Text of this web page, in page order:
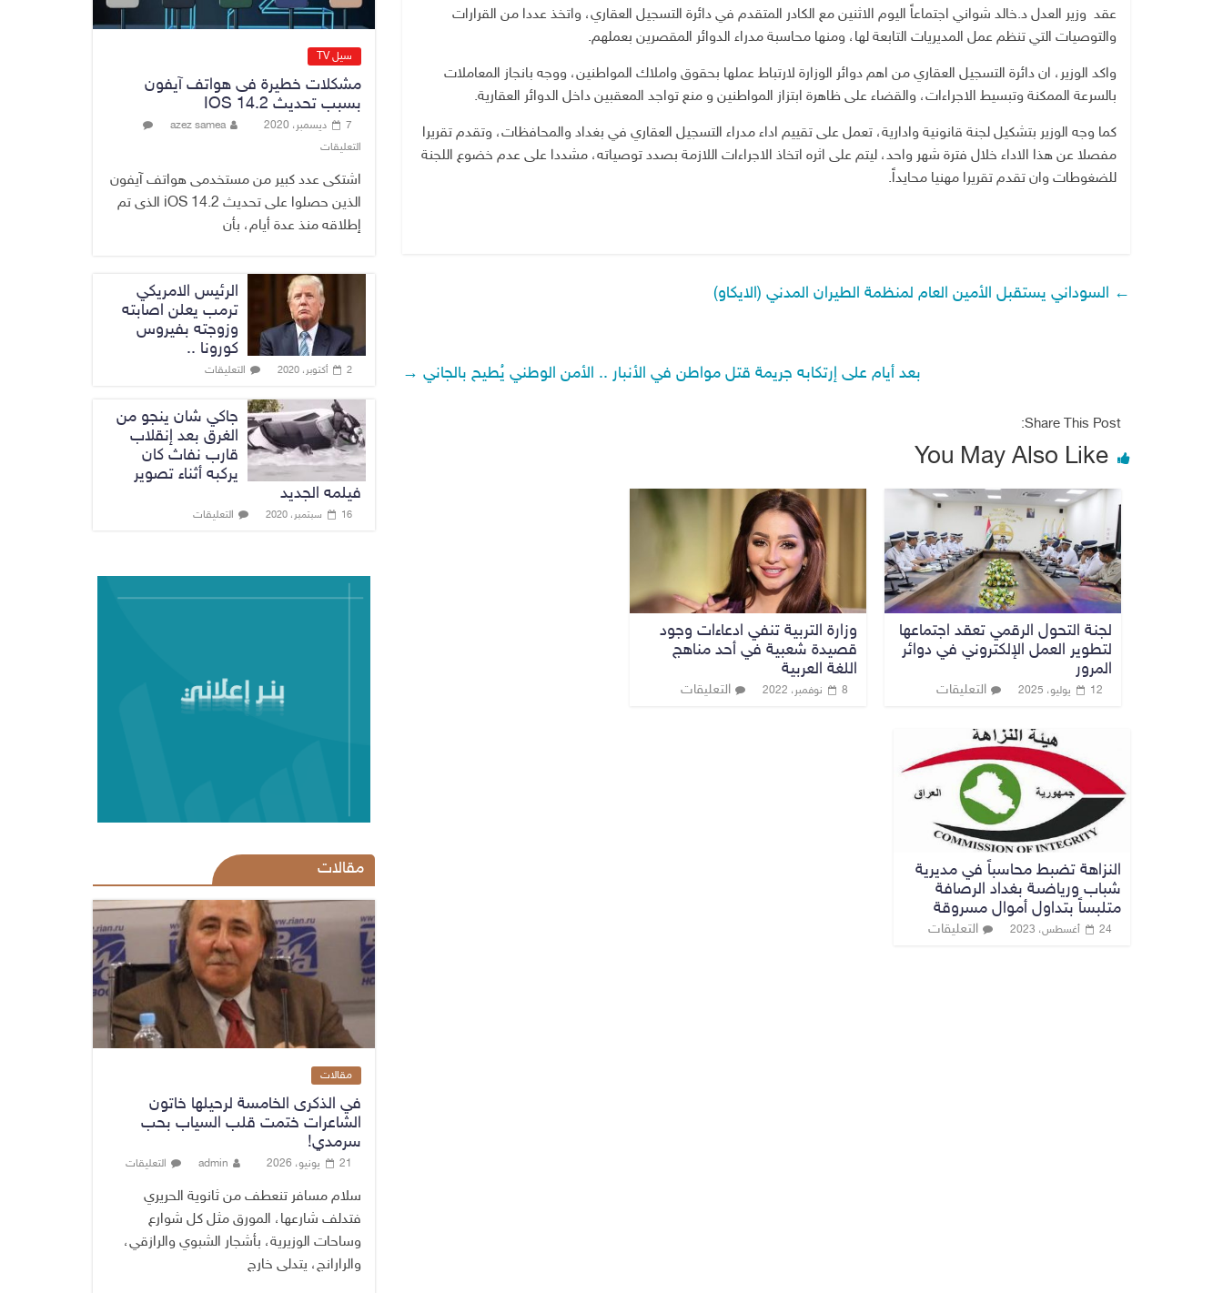
عقد وزير العدل د.خالد شواني اجتماعاً اليوم الاثنين مع الكادر المتقدم في دائرة التسجيل العقاري، واتخذ عددا من القرارات
والتوصيات التي تنظم عمل المديريات التابعة لها، ومنها محاسبة مدراء الدوائر المقصرين بعملهم.
واكد الوزير، ان دائرة التسجيل العقاري من اهم دوائر الوزارة لارتباط عملها بحقوق واملاك المواطنين، ووجه بانجاز المعاملات
بالسرعة الممكنة وتبسيط الاجراءات، والقضاء على ظاهرة ابتزاز المواطنين و منع تواجد المعقبين داخل الدوائر العقارية.
كما وجه الوزير بتشكيل لجنة قانونية وادارية، تعمل على تقييم اداء مدراء التسجيل العقاري في بغداد والمحافظات، وتقدم تقريرا
مفصلا عن هذا الاداء خلال فترة شهر واحد، ليتم على اثره اتخاذ الاجراءات اللازمة بصدد توصياته، مشددا على عدم خضوع اللجنة
للضغوطات وان تقدم تقريرا مهنيا محايداً.
← السوداني يستقبل الأمين العام لمنظمة الطيران المدني (الايكاو)
بعد أيام على إرتكابه جريمة قتل مواطن في الأنبار .. الأمن الوطني يُطيح بالجاني →
Share This Post:
You May Also Like
لجنة التحول الرقمي تعقد اجتماعها
لتطوير العمل الإلكتروني في دوائر
المرور
12 يوليو، 2025 التعليقات
وزارة التربية تنفي ادعاءات وجود
قصيدة شعبية في أحد مناهج
اللغة العربية
8 نوفمبر، 2022 التعليقات
النزاهة تضبط محاسباً في مديرية
شباب ورياضىة بغداد الرصافة
متلبساً بتداول أموال مسروقة
24 أغسطس، 2023 التعليقات
رقمية موثوقة لدعم
الاقتصاد الرقمي
رئيس هيئة النزاهة:
لا مظلة تحمي
العام أمانة
No Comment
سيل TV
مشكلات خطيرة فى هواتف آيفون
بسبب تحديث IOS 14.2
7 ديسمبر، 2020
azez samea
التعليقات
اشتكى عدد كبير من مستخدمى هواتف آيفون
الذين حصلوا على تحديث iOS 14.2 الذى تم
إطلاقه منذ عدة أيام، بأن
الرئيس الامريكي
ترمب يعلن اصابته
وزوجته بفيروس
كورونا ..
2 أكتوبر، 2020 التعليقات
جاكي شان ينجو من
الغرق بعد إنقلاب
قارب نفاث كان
يركبه أثناء تصوير
فيلمه الجديد
16 سبتمبر، 2020 التعليقات
مقالات
مقالات
في الذكرى الخامسة لرحيلها خاتون
الشاعرات ختمت قلب السياب بحب
سرمدي!
21 يونيو، 2026 admin التعليقات
سلام مسافر تنعطف من ثانوية الحريري
فتدلف شارعها، المورق مثل كل شوارع
وساحات الوزيرية، بأشجار الشبوي والرازقي،
والرارانج، يتدلى خارج